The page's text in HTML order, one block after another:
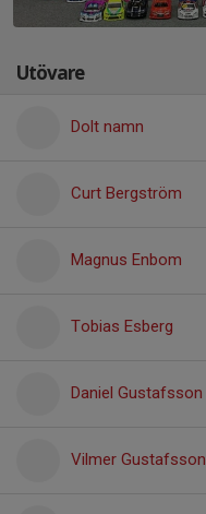
Utövare
Dolt namn
Curt Bergström
Magnus Enbom
Tobias Esberg
Daniel Gustafsson
Vilmer Gustafsson